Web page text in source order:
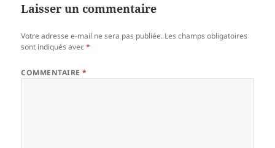
Laisser un commentaire
Votre adresse e-mail ne sera pas publiée. Les champs obligatoires
sont indiqués avec*
COMMENTAIRE*